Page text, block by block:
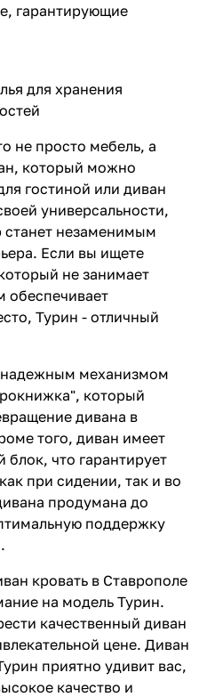
гарантирующие
для хранения
не просто мебель, а
который можно
гостиной или диван
универсальности,
станет незаменимым
Если вы ищете
не занимает
обеспечивает
Турин - отличный
механизмом
который
дивана в
того, диван имеет
что гарантирует
при сидении, так и во
продумана до
поддержку
кровать в Ставрополе
на модель Турин.
качественный диван
цене. Диван
приятно удивит вас,
качество и